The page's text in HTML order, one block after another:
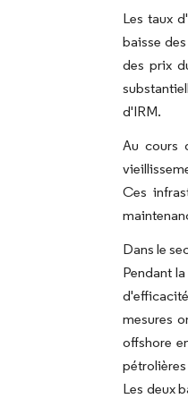
Les taux
baisse
des prix
d'IRM.
Au cours
Ces
Dans le
Pendant
mesures
offshore
Les deux